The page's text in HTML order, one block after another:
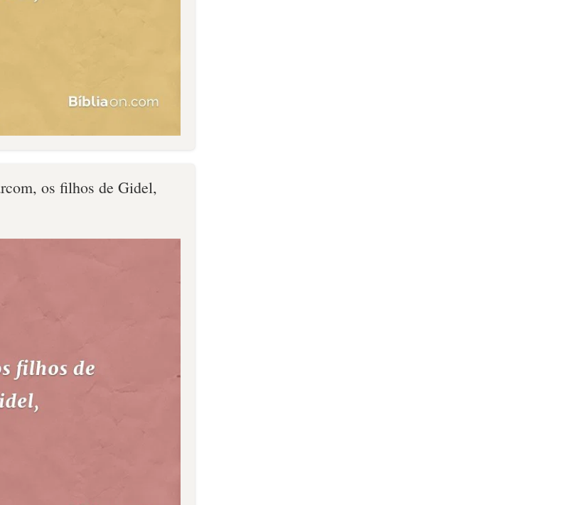
os filhos de Gidel,